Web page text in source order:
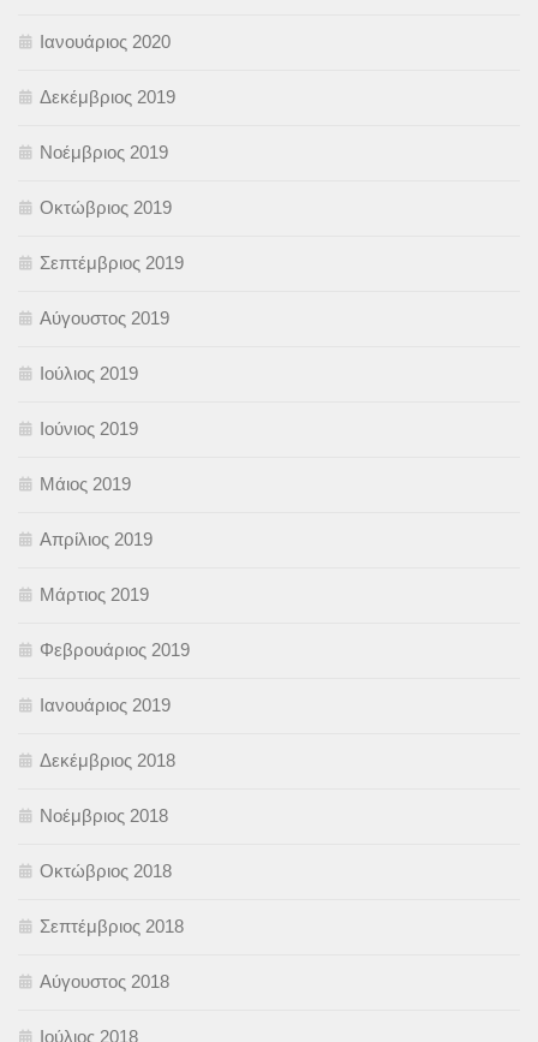
Ιανουάριος 2020
Δεκέμβριος 2019
Νοέμβριος 2019
Οκτώβριος 2019
Σεπτέμβριος 2019
Αύγουστος 2019
Ιούλιος 2019
Ιούνιος 2019
Μάιος 2019
Απρίλιος 2019
Μάρτιος 2019
Φεβρουάριος 2019
Ιανουάριος 2019
Δεκέμβριος 2018
Νοέμβριος 2018
Οκτώβριος 2018
Σεπτέμβριος 2018
Αύγουστος 2018
Ιούλιος 2018